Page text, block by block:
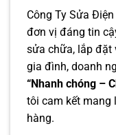
Công Ty Sửa
đơn vị đáng tin
sửa chữa, lắp đặt
gia đình, doanh
“Nhanh chóng –
tôi cam kết mang
hàng.